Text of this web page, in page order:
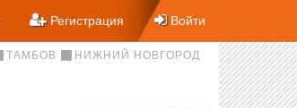
Регистрация Войти
ТАМБОВ
НИЖНИЙ НОВГОРОД